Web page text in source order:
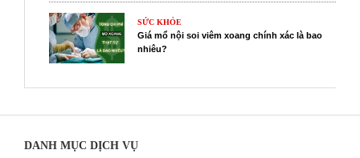
SỨC KHỎE
Giá mổ nội soi viêm xoang chính xác là bao
nhiêu?
DANH MỤC DỊCH VỤ